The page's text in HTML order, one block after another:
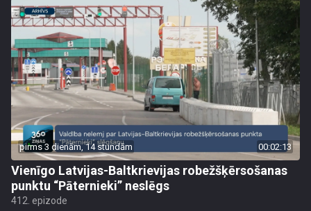
pirms 3 dienām, 14 stundām 00:02:13
Vienīgo Latvijas-Baltkrievijas robežšķērsošanas
punktu “Pāternieki” neslēgs
412. epizode